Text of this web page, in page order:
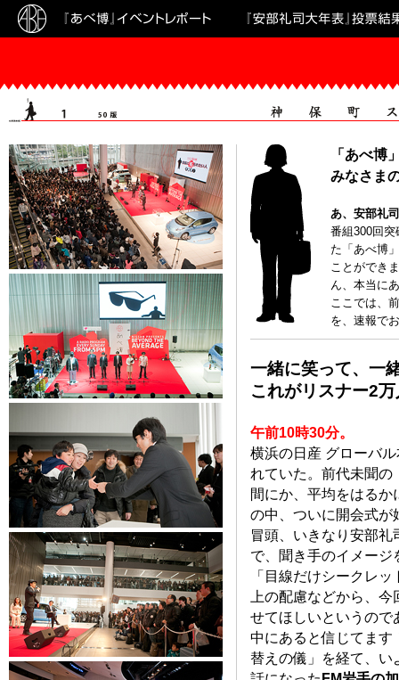
= $naviOpenTime){ ?>
「あべ博
みなさま
あ、安部礼
番組300回
た「あべ博
ことができ
ん、本当に
ここでは、
を、速報で
一緒に笑って、一
これがリスナー2
午前10時30分。
横浜の日産 グローバ
れていた。前代未聞の
間にか、平均をはる
の中、ついに開会式が
冒頭、いきなり安部礼
で、聞き手のイメー
「目線だけシークレ
上の配慮などから、
せてほしいというので
中にあると信じてます
替えの儀」を経て、